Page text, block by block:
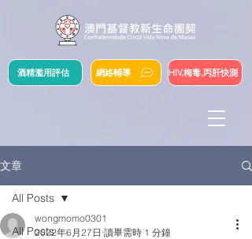
網絡輔導
酒精濫用評估 HIV,梅毒,丙肝快測
文章
All Posts
All Posts
wongmomo0301
2022年6月27日 讀畢需時 1 分鐘